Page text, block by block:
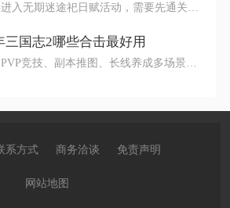
想要进入无期迷途祀日赋活动，需要先通关主线章节Re1-9于彼岸重逢，随后在游戏主界面的狄斯城分页找到活动专属入口即可完整参与全部内容，未完成主线关卡的账号不会显示祀日赋活动入口，也是多数玩家找不到活动页面的核心原因。主线关卡达成解锁门槛后，登录游戏先停留主界面等待弹窗推送，祀日赋开启初期会弹出活动直达窗口，点击弹窗就能直接跳转活动场景，省去手动查找页面的步骤。关闭弹窗的账号可以点击屏幕下方狄斯按钮，进入狄斯城综合界面，页面上方会划分主线、活动、采购办三类标签，点击带有祀日赋古
三国志2哪些合击最好用
综合PVP竞技、副本推图、长线养成多场景实战表现，综合强度排名靠前、适配绝大多数阵容的实用合击分为四类，分别是控场减怒类地刺符、群体控制寒冰裂符、续航回复救苍生符、吴国顶配并蒂双莲，平民过渡可选用憾天符，极限单核爆发阵容优先霸王别姬合击，苍金品质军锋断灭符是后期顶配选择，不同养成阶段、阵营体系可以按需搭配组合。地刺符作为橙品质合击，是全养成周期通用性最高的选择，由姜维与法正激活，核心机制锁定敌方怒气值最高的武将释放高额单体伤害，升至五星单次可削减目标四点怒气，直接打断敌方核心
系方式 商务洽谈 免责声明
网站地图